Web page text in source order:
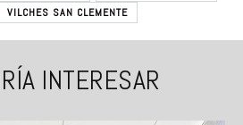
VILCHES SAN CLEMENTE
INTERESAR